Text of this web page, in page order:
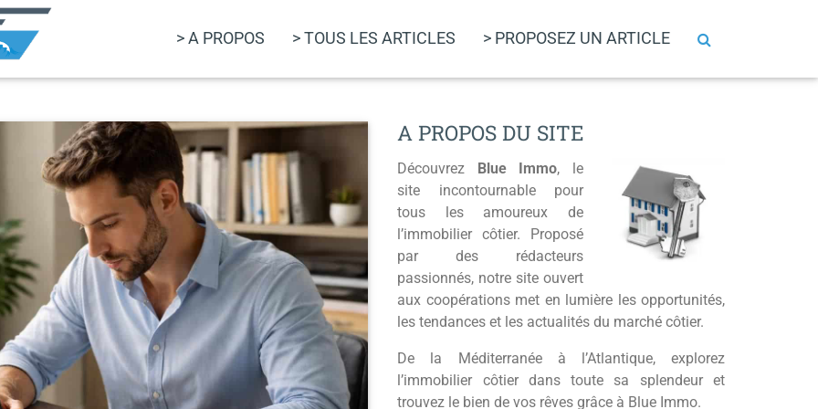
> A PROPOS > TOUS LES ARTICLES > PROPOSEZ UN ARTICLE
A PROPOS DU SITE
Découvrez Blue Immo, le
site incontournable pour
tous les amoureux de
l’immobilier côtier. Proposé
par des rédacteurs
passionnés, notre site ouvert
aux coopérations met en lumière les opportunités,
les tendances et les actualités du marché côtier.
De la Méditerranée à l’Atlantique, explorez
l’immobilier côtier dans toute sa splendeur et
trouvez le bien de vos rêves grâce à Blue Immo.